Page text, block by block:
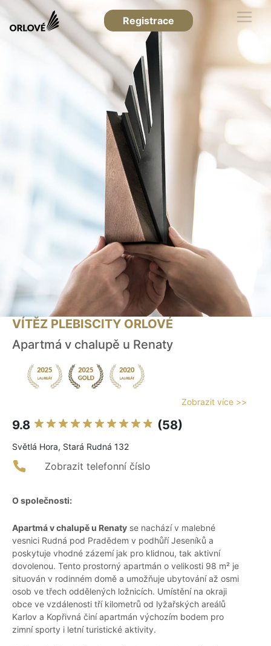
Registrace
VÍTĚZ PLEBISCITY ORLOVÉ
Apartmá v chalupě u Renaty
Zobrazit více >>
9.8 (58)
Světlá Hora, Stará Rudná 132
Zobrazit telefonní číslo
O společnosti:
Apartmá v chalupě u Renaty se nachází v malebné
vesnici Rudná pod Pradědem v podhůří Jeseníků a
poskytuje vhodné zázemí jak pro klidnou, tak aktivní
dovolenou. Tento prostorný apartmán o velikosti 98 m² je
situován v rodinném domě a umožňuje ubytování až osmi
osob ve třech oddělených ložnicích. Umístění na okraji
obce ve vzdálenosti tří kilometrů od lyžařských areálů
Karlov a Kopřivná činí apartmán výchozím bodem pro
zimní sporty i letní turistické aktivity.